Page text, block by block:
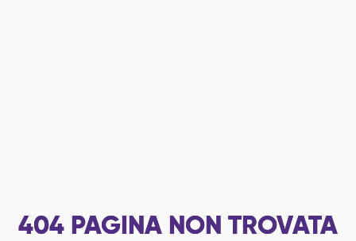
404 PAGINA NON TROVATA